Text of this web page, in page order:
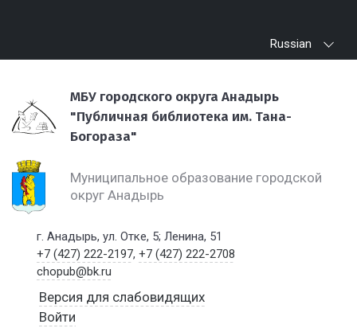
Russian
МБУ городского округа Анадырь
"Публичная библиотека им. Тана-
Богораза"
Муниципальное образование городской
округ Анадырь
г. Анадырь, ул. Отке, 5; Ленина, 51
+7 (427) 222-2197,+7 (427) 222-2708
chopub@bk.ru
Версия для слабовидящих
Войти